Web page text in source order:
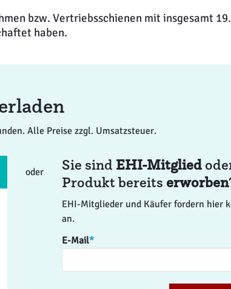
bzw. Vertriebsschienen mit insgesamt
haben.
Alle Preise zzgl. Umsatzsteuer.
Sie sind EHI-Mitglied
Produkt bereits erworben
EHI-Mitglieder und Käufer fordern hier
an.
E-Mail*
oder